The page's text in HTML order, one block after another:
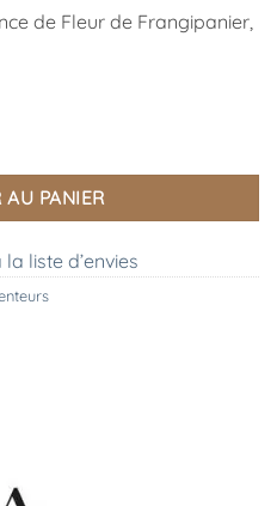
de Fleur de Frangipanier,
Île d'Azur 200ml
PANIER
liste d’envies